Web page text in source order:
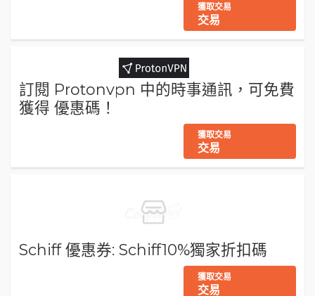
獲取交易
交易
訂閱 Protonvpn 中的時事通訊，可免費
獲得 優惠碼！
獲取交易
交易
Schiff 優惠券: Schiff10%獨家折扣碼
獲取交易
交易